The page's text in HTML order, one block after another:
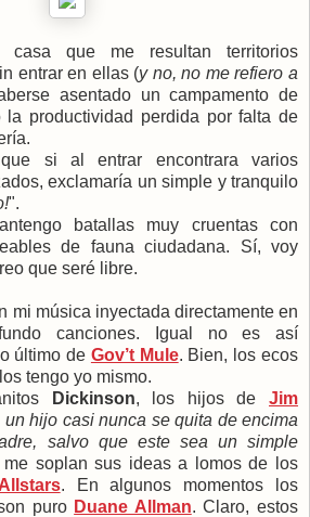
que me resultan territorios
entrar en ellas (y no, no me refiero a
asentado un campamento de
la productividad perdida por falta de
si al entrar encontrara varios
exclamaría un simple y tranquilo
".
batallas muy cruentas con
de fauna ciudadana. Sí, voy
que seré libre.
mi música inyectada directamente en
canciones. Igual no es así
último de Gov’t Mule. Bien, los ecos
los tengo yo mismo.
Dickinson, los hijos deJim
un hijo casi nunca se quita de encima
salvo que este sea un simple
me soplan sus ideas a lomos de los
. En algunos momentos los
puro Duane Allman. Claro, estos